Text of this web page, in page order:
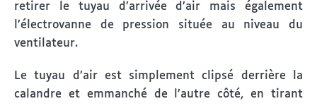
retirer le tuyau d’arrivée d’air mais également
l’électrovanne de pression située au niveau du
ventilateur.
Le tuyau d’air est simplement clipsé derrière la
calandre et emmanché de l’autre côté, en tirant